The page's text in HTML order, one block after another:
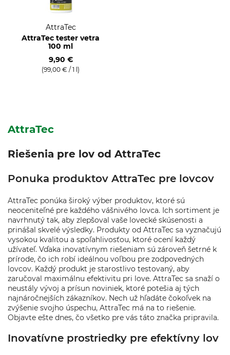
AttraTec
AttraTec tester vetra
100 ml
9,90 €
(99,00 € / 1 l)
AttraTec
Riešenia pre lov od AttraTec
Ponuka produktov AttraTec pre lovcov
AttraTec ponúka široký výber produktov, ktoré sú
neoceniteľné pre každého vášnivého lovca. Ich sortiment je
navrhnutý tak, aby zlepšoval vaše lovecké skúsenosti a
prinášal skvelé výsledky. Produkty od AttraTec sa vyznačujú
vysokou kvalitou a spoľahlivosťou, ktoré ocení každý
užívateľ. Vďaka inovatívnym riešeniam sú zároveň šetrné k
prírode, čo ich robí ideálnou voľbou pre zodpovedných
lovcov. Každý produkt je starostlivo testovaný, aby
zaručoval maximálnu efektivitu pri love. AttraTec sa snaží o
neustály vývoj a prísun noviniek, ktoré potešia aj tých
najnáročnejších zákazníkov. Nech už hľadáte čokoľvek na
zvýšenie svojho úspechu, AttraTec má na to riešenie.
Objavte ešte dnes, čo všetko pre vás táto značka pripravila.
Inovatívne prostriedky pre efektívny lov